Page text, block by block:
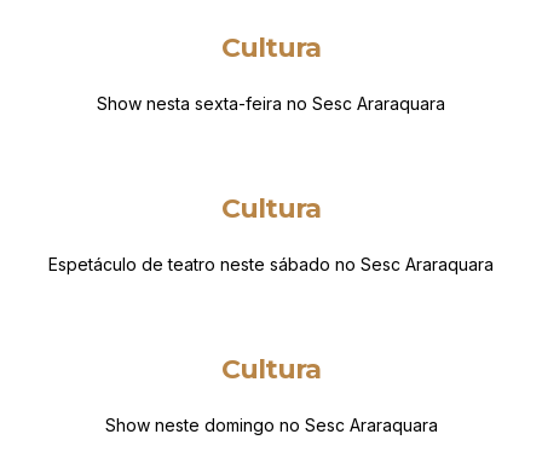
Cultura
Show nesta sexta-feira no Sesc Araraquara
Cultura
Espetáculo de teatro neste sábado no Sesc Araraquara
Cultura
Show neste domingo no Sesc Araraquara